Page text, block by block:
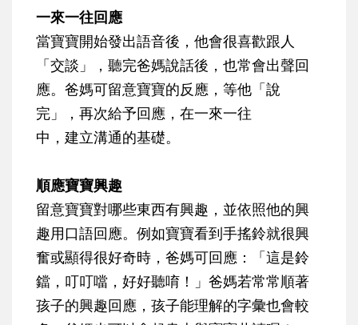
一來一往回應
當寶寶開始發出語音後，他會很喜歡跟人
「交談」，聽完爸媽說話後，也常會出聲回
應。爸媽可留意寶寶的反應，等他「說
完」，再次給予回應，在一來一往
中，建立溝通的基礎。
順應寶寶興趣
留意寶寶對哪些東西有興趣，並依照他的興
趣用口語回應。例如寶寶看到手搖鈴就很興
奮或顯得很好奇時，爸媽可回應：「這是鈴
鐺，叮叮噹，好好聽唷！」爸媽若常常順著
孩子的興趣回應，孩子能理解的字彙也會較